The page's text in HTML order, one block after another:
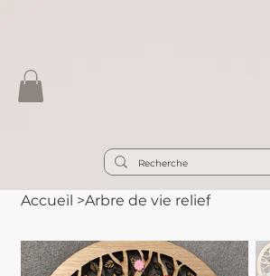
Accueil >Arbre de vie relief